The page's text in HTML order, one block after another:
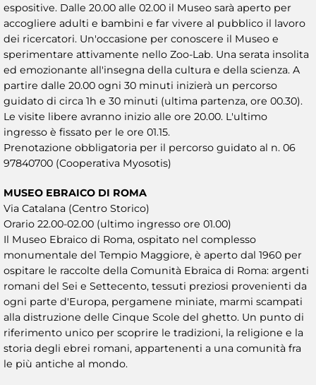
espositive. Dalle 20.00 alle 02.00 il Museo sarà aperto per
accogliere adulti e bambini e far vivere al pubblico il lavoro
dei ricercatori. Un'occasione per conoscere il Museo e
sperimentare attivamente nello Zoo-Lab. Una serata insolita
ed emozionante all'insegna della cultura e della scienza. A
partire dalle 20.00 ogni 30 minuti inizierà un percorso
guidato di circa 1h e 30 minuti (ultima partenza, ore 00.30).
Le visite libere avranno inizio alle ore 20.00. L'ultimo
ingresso è fissato per le ore 01.15.
Prenotazione obbligatoria per il percorso guidato al n. 06
97840700 (Cooperativa Myosotis)
MUSEO EBRAICO DI ROMA
Via Catalana (Centro Storico)
Orario 22.00-02.00 (ultimo ingresso ore 01.00)
Il Museo Ebraico di Roma, ospitato nel complesso
monumentale del Tempio Maggiore, è aperto dal 1960 per
ospitare le raccolte della Comunità Ebraica di Roma: argenti
romani del Sei e Settecento, tessuti preziosi provenienti da
ogni parte d'Europa, pergamene miniate, marmi scampati
alla distruzione delle Cinque Scole del ghetto. Un punto di
riferimento unico per scoprire le tradizioni, la religione e la
storia degli ebrei romani, appartenenti a una comunità fra
le più antiche al mondo.